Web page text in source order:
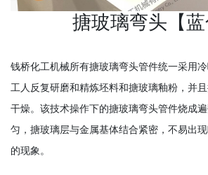
搪玻璃弯头【蓝
钱桥化工机械所有搪玻璃弯头管件统一采用
工人反复研磨和精炼坯料和搪玻璃釉粉，并
干燥。该技术操作下的搪玻璃弯头管件烧成
匀，搪玻璃层与金属基体结合紧密，不易出
的现象。